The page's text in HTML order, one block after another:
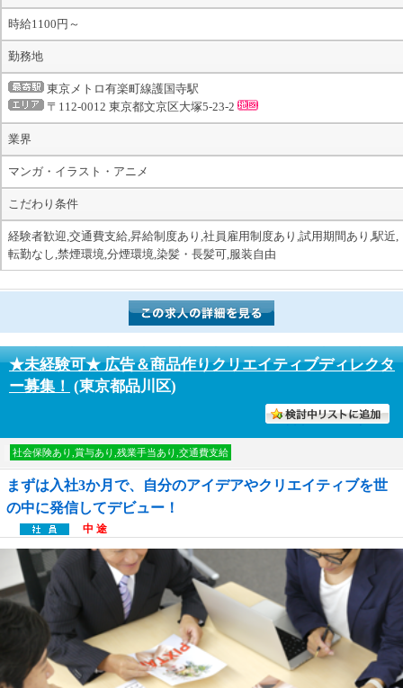
時給1100円～
勤務地
東京メトロ有楽町線護国寺駅
〒112-0012 東京都文京区大塚5-23-2
業界
マンガ・イラスト・アニメ
こだわり条件
経験者歓迎,交通費支給,昇給制度あり,社員雇用制度あり,試用期間あり,駅近,
転勤なし,禁煙環境,分煙環境,染髪・長髪可,服装自由
★未経験可★ 広告＆商品作りクリエイティブディレクタ
ー募集！ (東京都品川区)
社会保険あり,賞与あり,残業手当あり,交通費支給
まずは入社3か月で、自分のアイデアやクリエイティブを世
の中に発信してデビュー！
中 途